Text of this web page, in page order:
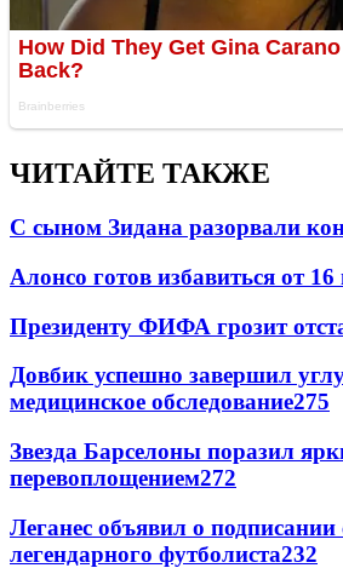
ЧИТАЙТЕ ТАКЖЕ
С сыном Зидана разорвали
Алонсо готов избавиться от
Президенту ФИФА грозит
Довбик успешно завершил
медицинское обследование275
Звезда Барселоны поразил
перевоплощением272
Леганес объявил о
легендарного футболиста232